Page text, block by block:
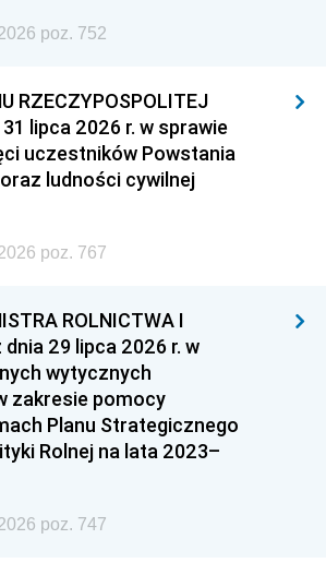
poz. 752
RZECZYPOSPOLITEJ
lipca 2026 r. w sprawie
uczestników Powstania
ludności cywilnej
poz. 767
ROLNICTWA I
dnia 29 lipca 2026 r. w
wytycznych
zakresie pomocy
Planu Strategicznego
Rolnej na lata 2023–
poz. 747